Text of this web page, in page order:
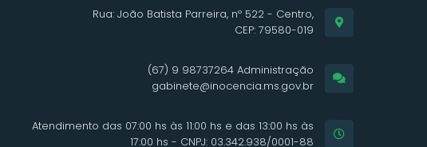
Rua: João Batista Parreira, nº 522 - Centro,
CEP: 79580-019
(67) 9 98737264 Administração
gabinete@inocencia.ms.gov.br
Atendimento das 07:00 hs às 11:00 hs e das 13:00 hs às
17:00 hs - CNPJ: 03.342.938/0001-88